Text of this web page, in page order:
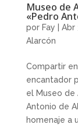
Museo de
«Pedro
por Fay Abr
Alarcón
Compartir
encantador
el Museo de
Antonio de
homenaje a